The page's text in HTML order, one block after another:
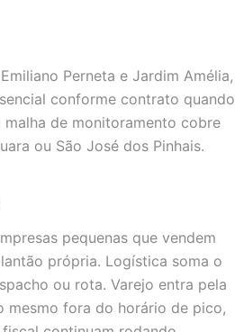
Perneta e Jardim Amélia,
conforme contrato quando
de monitoramento cobre
ou São José dos Pinhais.
pequenas que vendem
própria. Logística soma o
ou rota. Varejo entra pela
mesmo fora do horário de pico,